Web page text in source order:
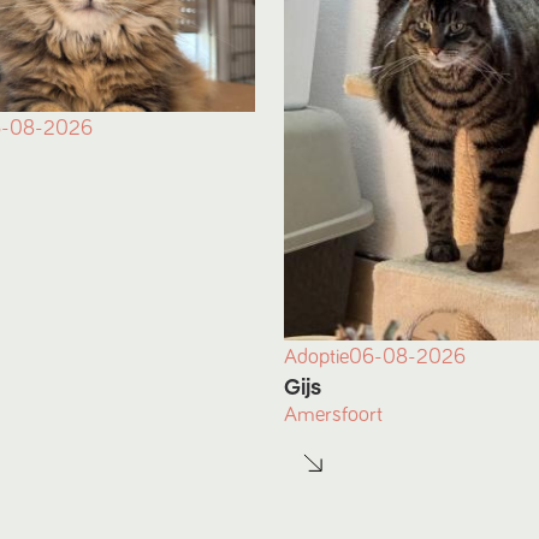
08-2026
Adoptie06-08-2026
Gijs
Amersfoort